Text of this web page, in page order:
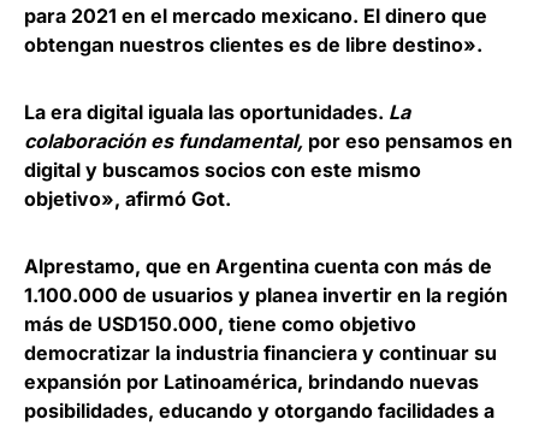
para 2021 en el mercado mexicano. El dinero que
obtengan nuestros clientes es de libre destino».
La era digital iguala las oportunidades. La
colaboración es fundamental, por eso pensamos en
digital y buscamos socios con este mismo
objetivo», afirmó Got.
Alprestamo, que en Argentina cuenta con más de
1.100.000 de usuarios y planea invertir en la región
más de USD150.000, tiene como objetivo
democratizar la industria financiera y continuar su
expansión por Latinoamérica, brindando nuevas
posibilidades, educando y otorgando facilidades a